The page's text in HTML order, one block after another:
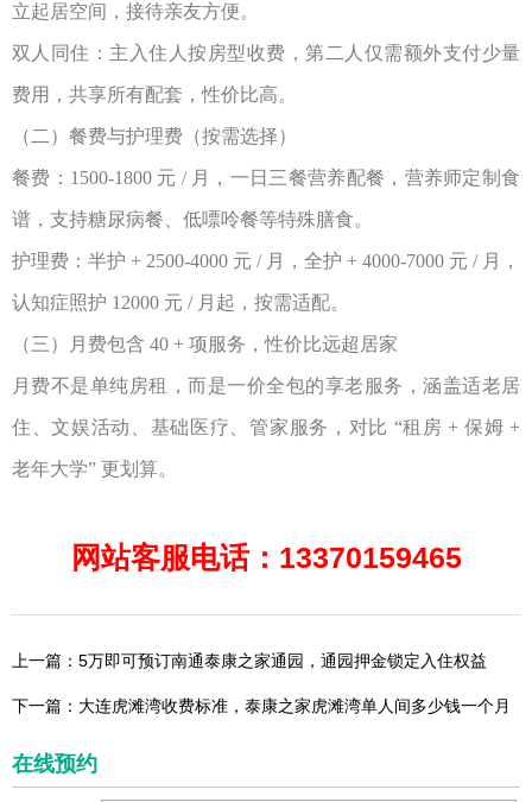
立起居空间，接待亲友方便。
双人同住：主入住人按房型收费，第二人仅需额外支付少量
费用，共享所有配套，性价比高。
（二）餐费与护理费（按需选择）
餐费： 1500-1800 元 / 月，一日三餐营养配餐，营养师定制食
谱，支持糖尿病餐、低嘌呤餐等特殊膳食。
护理费：半护 + 2500-4000 元 / 月，全护 + 4000-7000 元 / 月，
认知症照护 12000 元 / 月起，按需适配。
（三）月费包含 40 + 项服务，性价比远超居家
月费不是单纯房租，而是一价全包的享老服务，涵盖适老居
住、文娱活动、基础医疗、管家服务，对比 “租房 + 保姆 +
老年大学” 更划算。
网站客服电话：13370159465
上一篇：5万即可预订南通泰康之家通园，通园押金锁定入住权益
下一篇：大连虎滩湾收费标准，泰康之家虎滩湾单人间多少钱一个月
在线预约